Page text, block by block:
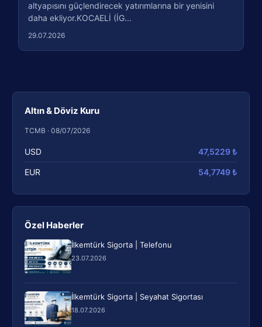
Altın & Döviz Kuru
TCMB · 08/07/2026
USD 47,5229 ₺
EUR 54,7749 ₺
Özel Haberler
İlkemtürk Sigorta | Telefonu
23.07.2026
İlkemtürk Sigorta | Seyahat Sigortası
18.07.2026
altyapısını güçlendirecek yatırımlarına bir yenisini
daha ekliyor.KOCAELİ (İG...
29.07.2026